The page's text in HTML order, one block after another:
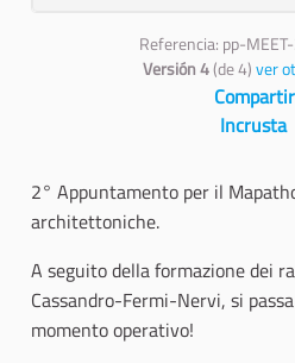
Referencia: pp-
Versión 4(de 4)ver
Compartir
Incrusta
2° Appuntamento per il
architettoniche.
A seguito della formazione dei
Cassandro-Fermi-Nervi, si
momento operativo!